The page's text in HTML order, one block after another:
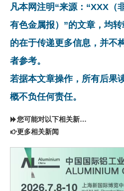
凡本网注明“来源：“XXX（
有色金属报）”的文章，均
的在于传递更多信息，并不
者参考。
若据本文章操作，所有后果
概不负任何责任。
您可能对以下相关新闻同样感兴趣
更多相关新闻